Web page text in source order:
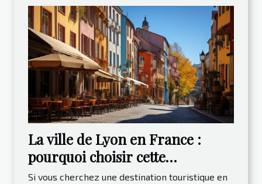
La ville de Lyon en France :
pourquoi choisir cette
destination ?
Si vous cherchez une destination touristique en